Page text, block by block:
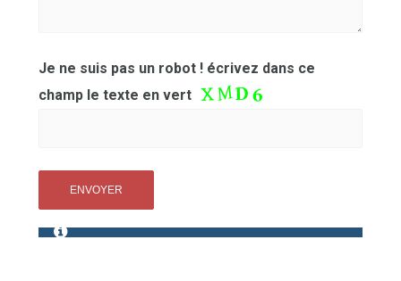
Je ne suis pas un robot ! écrivez dans ce
champ le texte en vert